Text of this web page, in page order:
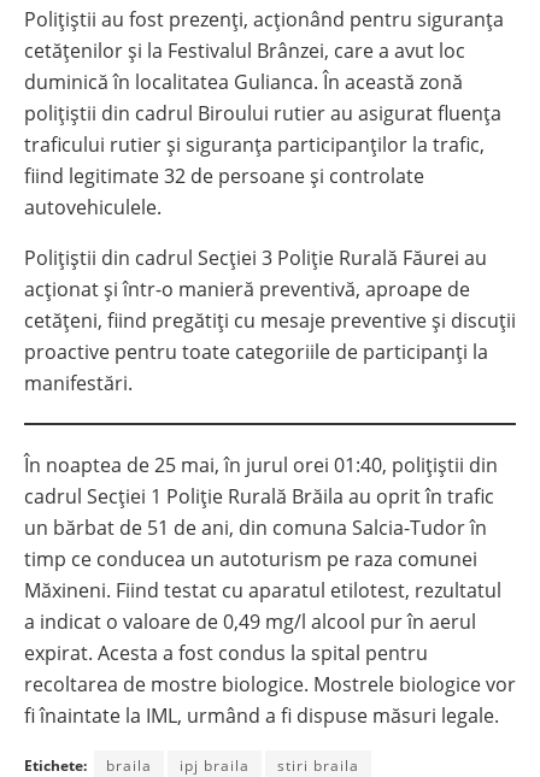
Polițiștii au fost prezenți, acționând pentru siguranța
cetățenilor și la Festivalul Brânzei, care a avut loc
duminică în localitatea Gulianca. În această zonă
polițiștii din cadrul Biroului rutier au asigurat fluența
traficului rutier și siguranța participanților la trafic,
fiind legitimate 32 de persoane și controlate
autovehiculele.
Polițiștii din cadrul Secției 3 Poliție Rurală Făurei au
acționat și într-o manieră preventivă, aproape de
cetățeni, fiind pregătiți cu mesaje preventive și discuții
proactive pentru toate categoriile de participanți la
manifestări.
În noaptea de 25 mai, în jurul orei 01:40, polițiștii din
cadrul Secției 1 Poliție Rurală Brăila au oprit în trafic
un bărbat de 51 de ani, din comuna Salcia-Tudor în
timp ce conducea un autoturism pe raza comunei
Măxineni. Fiind testat cu aparatul etilotest, rezultatul
a indicat o valoare de 0,49 mg/l alcool pur în aerul
expirat. Acesta a fost condus la spital pentru
recoltarea de mostre biologice. Mostrele biologice vor
fi înaintate la IML, urmând a fi dispuse măsuri legale.
Etichete: braila ipj braila stiri braila